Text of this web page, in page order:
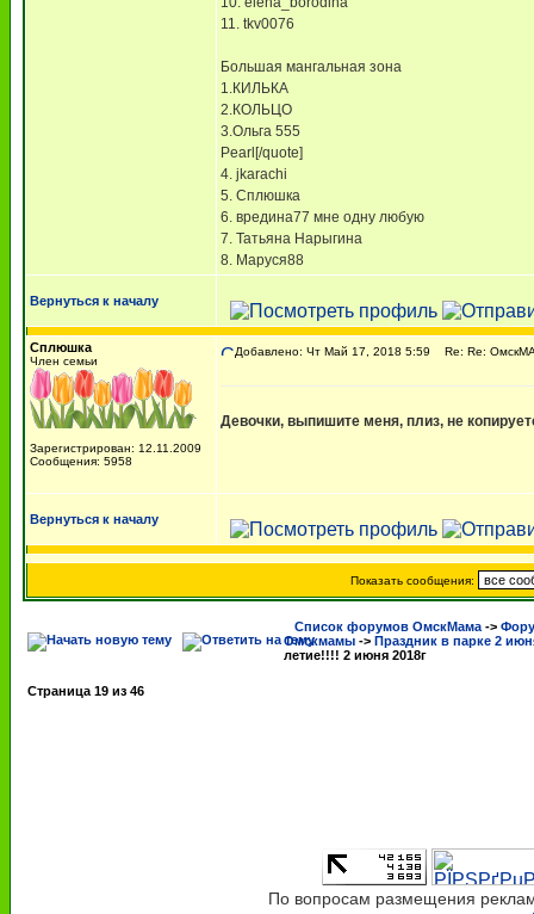
11. tkv0076
Большая мангальная зона
1.КИЛЬКА
2.КОЛЬЦО
3.Ольга 555
Pearl[/quote]
4. jkarachi
5. Сплюшка
6. вредина77 мне одну любую
7. Татьяна Нарыгина
8. Маруся88
Вернуться к началу
Сплюшка
Член семьи
Зарегистрирован: 12.11.2009
Сообщения: 5958
Добавлено: Чт Май 17, 2018 5:59 Re: Re:
Девочки, выпишите меня, плиз, не
Вернуться к началу
Показать сообщения:
Список форумов ОмскМама ->
Омскмамы -> Праздник в парке 2
летие!!!! 2 июня 2018г
Страница 19 из 46
По вопросам размещения